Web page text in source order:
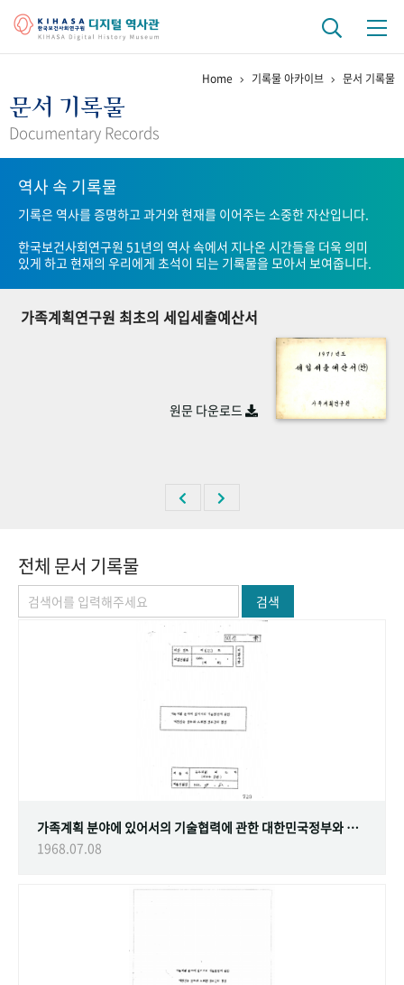
걸어온 길 기관 변천사
연구 역사
정책과 연구 키워드로 보는 연구 역사
연구자들
기록물 아카이브
사진 아카이브 문서 기록물 행정박물
숫자로 보는 50년 50+1주년 광장
Home 기록물 아카이브 문서 기록물
문서 기록물
Documentary Records
역사 속 기록물
기록은 역사를 증명하고 과거와 현재를 이어주는 소중한 자산입니다.
한국보건사회연구원 51년의 역사 속에서 지나온 시간들을 더욱 의미
있게 하고 현재의 우리에게 초석이 되는 기록물을 모아서 보여줍니다.
가족계획연구원 최초의 세입세출예산서
원문 다운로드
전체 문서 기록물
검색
가족계획 분야에 있어서의 기술협력에 관한 대한민국정부와 스웨덴 정부간의 협정
1968.07.08